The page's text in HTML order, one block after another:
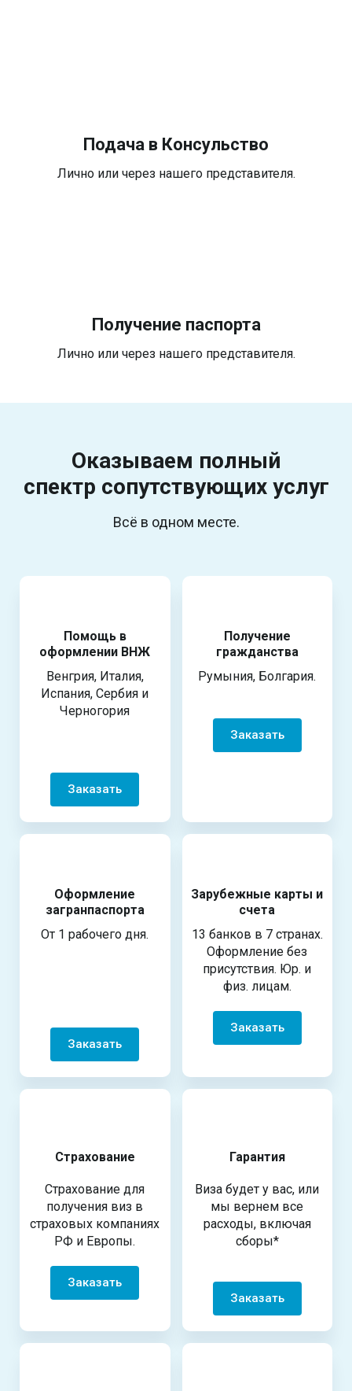
Подача в Консульство
Лично или через нашего представителя.
Получение паспорта
Лично или через нашего представителя.
Оказываем полный
спектр сопутствующих услуг
Всё в одном месте.
Помощь в
оформлении ВНЖ
Венгрия, Италия,
Испания, Сербия и
Черногория
Заказать
Получение
гражданства
Румыния, Болгария.
Заказать
Оформление
загранпаспорта
От 1 рабочего дня.
Заказать
Зарубежные карты и
счета
13 банков в 7 странах.
Оформление без
присутствия. Юр. и
физ. лицам.
Заказать
Страхование
Страхование для
получения виз в
страховых компаниях
РФ и Европы.
Заказать
Гарантия
Виза будет у вас, или
мы вернем все
расходы, включая
сборы*
Заказать